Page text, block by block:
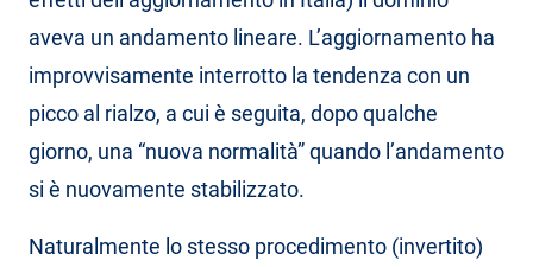
aveva un andamento lineare. L’aggiornamento ha
improvvisamente interrotto la tendenza con un
picco al rialzo, a cui è seguita, dopo qualche
giorno, una “nuova normalità” quando l’andamento
si è nuovamente stabilizzato.
Naturalmente lo stesso procedimento (invertito)